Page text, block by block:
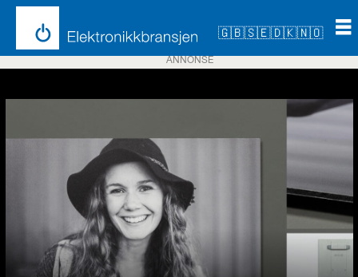
🇬🇧🇸🇪🇩🇰🇳🇴
Emne:
årets
produkt
ANNONSE